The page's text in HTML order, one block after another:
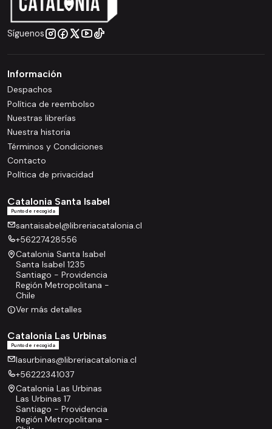
Síguenos
Información
Despachos
Política de reembolso
Nuestras librerías
Nuestra historia
Términos y Condiciones
Contacto
Política de privacidad
Catalonia Santa Isabel
Punto de recogida
santaisabel@libreriacatalonia.cl
+56227428556
Catalonia Santa Isabel
Santa Isabel 1235
Santiago - Providencia
Región Metropolitana -
Chile
Ver más detalles
Catalonia Las Urbinas
Punto de recogida
lasurbinas@libreriacatalonia.cl
+56222341037
Catalonia Las Urbinas
Las Urbinas 17
Santiago - Providencia
Región Metropolitana -